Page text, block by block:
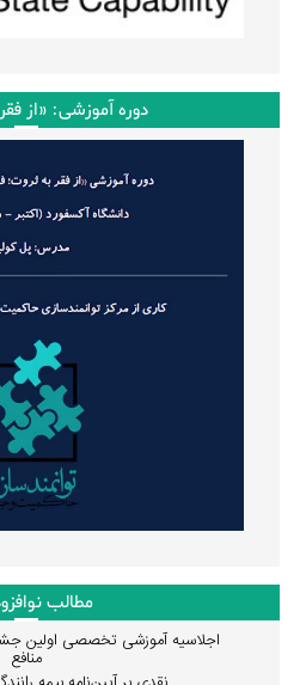
دوره آموزشی: «از
مطالب
اجلاسیه آموزشی تخصصی اولین
منافع